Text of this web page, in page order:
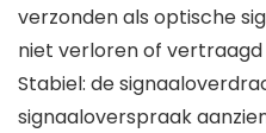
verzonden als optische
niet verloren of
Stabiel: de
signaaloverspraak